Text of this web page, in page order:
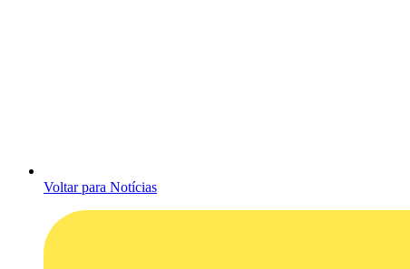
Voltar para Notícias